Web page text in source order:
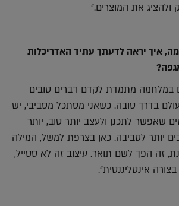
את המוצרים."
איך יראה לדעתך עתיד האדריכלות
במלחמה מתמדת לקדם דברים טובים
בדרך טובה. כשאני מסתכל מסביבי, יש
שאפשר לתכנן ולעצב יותר טוב, יותר
יותר לסביבה. כאן בצרפת למשל, המילה
זה הפך לשם תואר. עיצוב זה לא סטייל,
אינטליגנטית".